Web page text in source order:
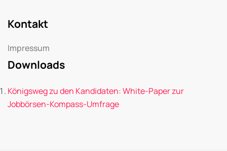
Kontakt
Impressum
Downloads
Königsweg zu den Kandidaten: White-Paper zur
Jobbörsen-Kompass-Umfrage